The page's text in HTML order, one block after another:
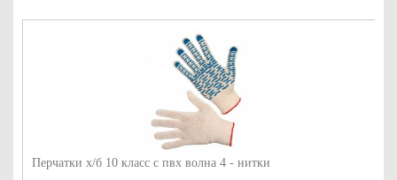
Перчатки х/б 10 класс с пвх волна 4 - нитки